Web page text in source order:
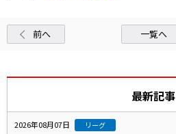
前へ 一覧へ
最新記事
2026年08月07日 リーグ